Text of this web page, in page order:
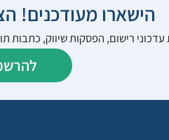
הישארו מעודכנים!
רישום, הפסקות שיווק, כתבות